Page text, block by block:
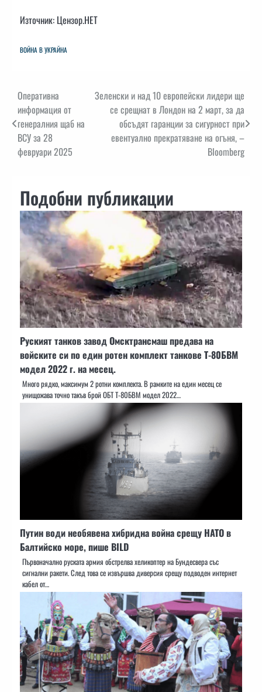
Източник: Цензор.НЕТ
ВОЙНА В УКРАЙНА
Навигация
Оперативна
информация от
генералния щаб на
ВСУ за 28
февруари 2025
Зеленски и над 10 европейски лидери ще
се срещнат в Лондон на 2 март, за да
обсъдят гаранции за сигурност при
евентуално прекратяване на огъня, –
Bloomberg
Подобни публикации
Руският танков завод Омсктрансмаш предава на
войските си по един ротен комплект танкове Т-80БВМ
модел 2022 г. на месец.
Много рядко, максимум 2 ротни комплекта. В рамките на един месец се
унищожава точно такъв брой ОБТ T-80БВМ модел 2022…
Путин води необявена хибридна война срещу НАТО в
Балтийско море, пише BILD
Първоначално руската армия обстрелва хеликоптер на Бундесвера със
сигнални ракети. След това се извършва диверсия срещу подводен интернет
кабел от…